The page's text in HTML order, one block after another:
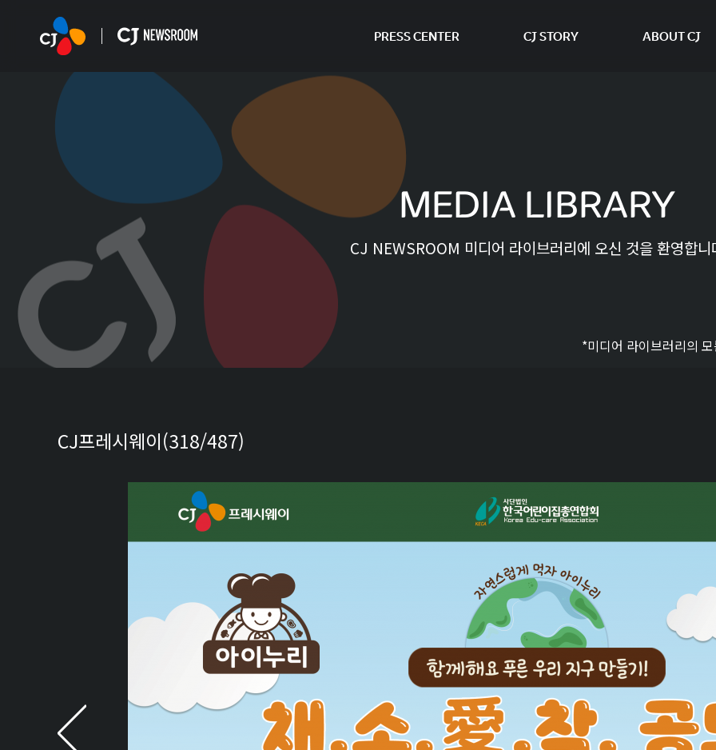
PRESS CENTER CJ STORY ABOUT CJ
MEDIA LIBRARY
CJ NEWSROOM 미디어 라이브러리에 오신 것을 환영합니
*미디어 라이브러리의
CJ프레시웨이(318/487)